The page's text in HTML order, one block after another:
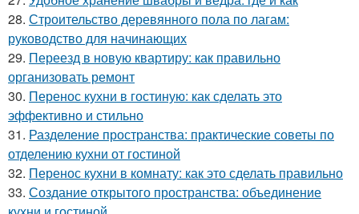
28. Строительство деревянного пола по лагам:
руководство для начинающих
29. Переезд в новую квартиру: как правильно
организовать ремонт
30. Перенос кухни в гостиную: как сделать это
эффективно и стильно
31. Разделение пространства: практические советы по
отделению кухни от гостиной
32. Перенос кухни в комнату: как это сделать правильно
33. Создание открытого пространства: объединение